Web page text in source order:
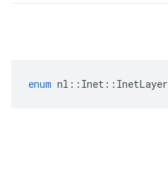
enum nl :: Inet :: InetLayer